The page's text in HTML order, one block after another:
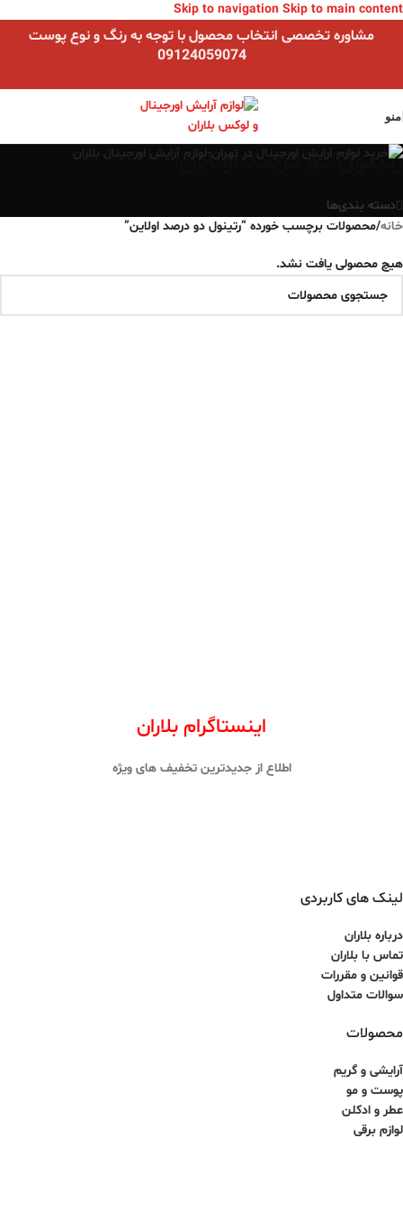
Skip to navigation Skip to main content
مشاوره تخصصی انتخاب محصول با توجه به رنگ و نوع پوست
09124059074
منو
رتینول دو درصد اولاین
دسته بندی‌ها
خانه/محصولات برچسب خورده “رتینول دو درصد اولاین”
هیچ محصولی یافت نشد.
اینستاگرام بلاران
اطلاع از جدیدترین تخفیف های ویژه
لینک های کاربردی
درباره بلاران
تماس با بلاران
قوانین و مقررات
سوالات متداول
محصولات
آرایشی و گریم
پوست و مو
عطر و ادکلن
لوازم برقی